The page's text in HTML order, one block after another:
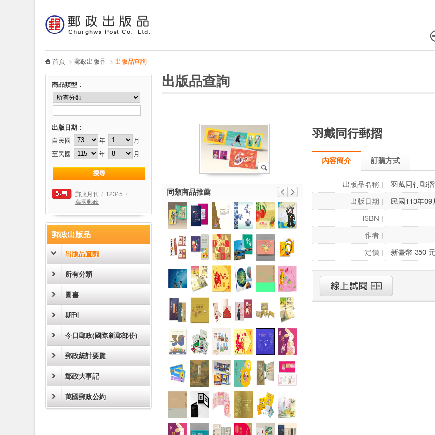
哪裡買
首頁 > 郵政出版品 > 出版品查詢
商品類型 ：
出版日期：
自民國 年
月
至民國
年 月
郵政月刊 / 12345 /
萬國郵政
郵政出版品
出版品查詢
所有分類
圖書
期刊
今日郵政(國際新郵部份)
郵政統計要覽
郵政大事記
萬國郵政公約
出版品查詢
同類商品推薦
羽戴同行郵摺
內容簡介 訂購方式
出版品名稱
羽戴同行郵摺
出版日期
民國113年09
ISBN
作者
定價
新臺幣 350 元